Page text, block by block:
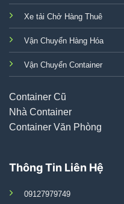
Xe tải Chở Hàng Thuê
Vận Chuyển Hàng Hóa
Vận Chuyển Container
Container Cũ
Nhà Container
Container Văn Phòng
Thông Tin Liên Hệ
09127979749